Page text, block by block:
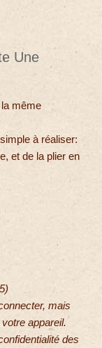
Une
même
à réaliser:
et de la plier en
mais
appareil.
des